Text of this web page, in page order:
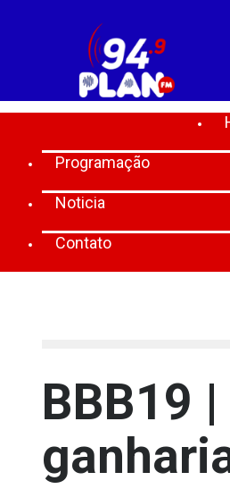
Programação
Noticia
Contato
BBB19